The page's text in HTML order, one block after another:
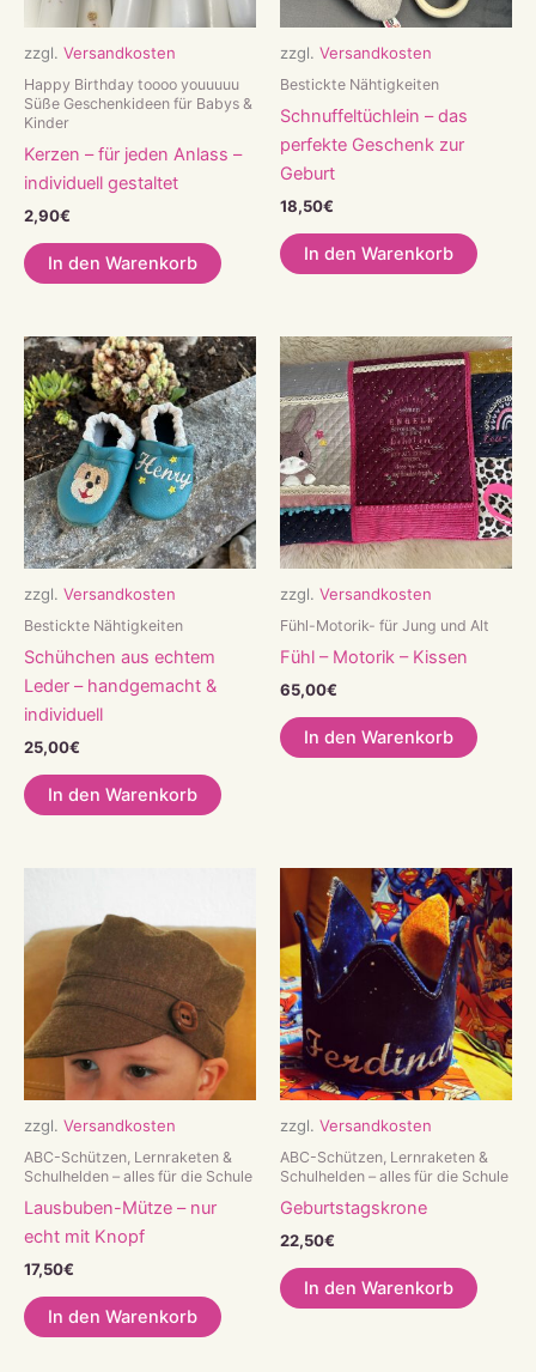
zzgl. Versandkosten
Happy Birthday toooo youuuuu
Süße Geschenkideen für Babys &
Kinder
Kerzen – für jeden Anlass –
individuell gestaltet
2,90€
In den Warenkorb
zzgl. Versandkosten
Bestickte Nähtigkeiten
Schnuffeltüchlein – das
perfekte Geschenk zur
Geburt
18,50€
In den Warenkorb
zzgl. Versandkosten
Bestickte Nähtigkeiten
Schühchen aus echtem
Leder – handgemacht &
individuell
25,00€
In den Warenkorb
zzgl. Versandkosten
Fühl-Motorik- für Jung und Alt
Fühl – Motorik – Kissen
65,00€
In den Warenkorb
zzgl. Versandkosten
ABC-Schützen, Lernraketen &
Schulhelden – alles für die Schule
Lausbuben-Mütze – nur
echt mit Knopf
17,50€
In den Warenkorb
zzgl. Versandkosten
ABC-Schützen, Lernraketen &
Schulhelden – alles für die Schule
Geburtstagskrone
22,50€
In den Warenkorb